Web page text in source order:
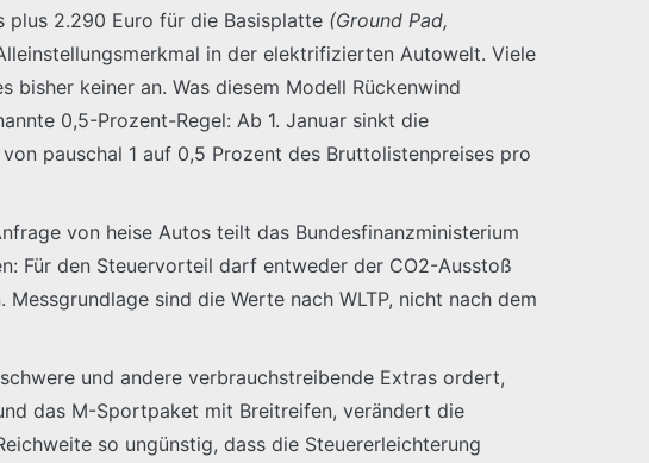
plus 2.290 Euro für die Basisplatte (Ground Pad,
in der elektrifizierten Autowelt. Viele
keiner an. Was diesem Modell Rückenwind
0,5-Prozent-Regel: Ab 1. Januar sinkt die
pauschal 1 auf 0,5 Prozent des Bruttolistenpreises pro
von heise Autos teilt das Bundesfinanzministerium
Für den Steuervorteil darf entweder der CO2-Ausstoß
sind die Werte nach WLTP, nicht nach dem
und andere verbrauchstreibende Extras ordert,
das M-Sportpaket mit Breitreifen, verändert die
so ungünstig, dass die Steuererleichterung